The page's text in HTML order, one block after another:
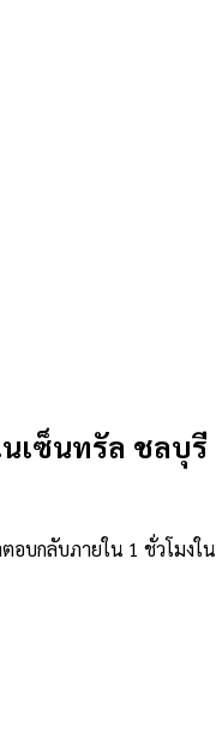
นเซ็นทรัล ชลบุรี
อบกลับภายใน 1 ชั่วโมงใน